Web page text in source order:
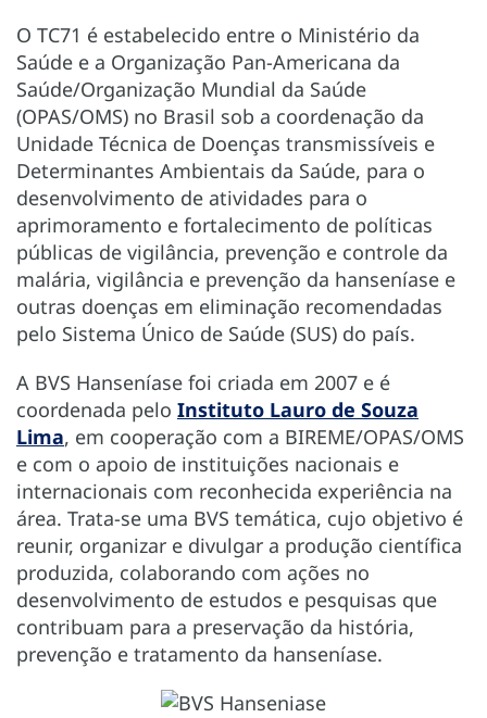
O TC71 é estabelecido entre o Ministério da
Saúde e a Organização Pan-Americana da
Saúde/Organização Mundial da Saúde
(OPAS/OMS) no Brasil sob a coordenação da
Unidade Técnica de Doenças transmissíveis e
Determinantes Ambientais da Saúde, para o
desenvolvimento de atividades para o
aprimoramento e fortalecimento de políticas
públicas de vigilância, prevenção e controle da
malária, vigilância e prevenção da hanseníase e
outras doenças em eliminação recomendadas
pelo Sistema Único de Saúde (SUS) do país.
A BVS Hanseníase foi criada em 2007 e é
coordenada pelo Instituto Lauro de Souza
Lima, em cooperação com a BIREME/OPAS/OMS
e com o apoio de instituições nacionais e
internacionais com reconhecida experiência na
área. Trata-se uma BVS temática, cujo objetivo é
reunir, organizar e divulgar a produção científica
produzida, colaborando com ações no
desenvolvimento de estudos e pesquisas que
contribuam para a preservação da história,
prevenção e tratamento da hanseníase.